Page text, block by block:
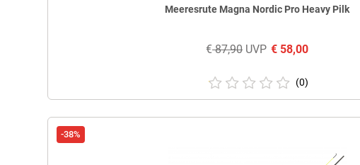
Meeresrute Magna Nordic Pro Heavy Pilk
€87,90 UVP € 58,00
(0)
-38%